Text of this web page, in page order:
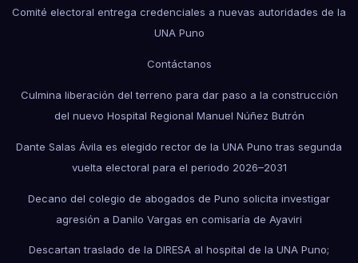
Comité electoral entrega credenciales a nuevas autoridades de la
UNA Puno
Contáctanos
Culmina liberación del terreno para dar paso a la construcción
del nuevo Hospital Regional Manuel Núñez Butrón
Dante Salas Ávila es elegido rector de la UNA Puno tras segunda
vuelta electoral para el periodo 2026–2031
Decano del colegio de abogados de Puno solicita investigar
agresión a Danilo Vargas en comisaría de Ayaviri
Descartan traslado de la DIRESA al hospital de la UNA Puno;